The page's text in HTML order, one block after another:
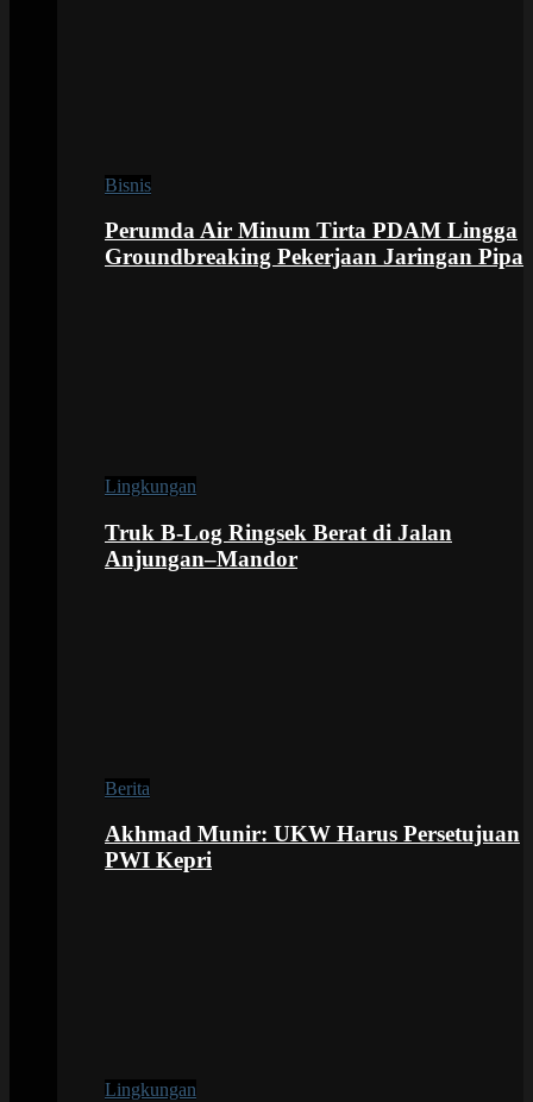
Bisnis
Perumda Air Minum Tirta PDAM Lingga
Groundbreaking Pekerjaan Jaringan Pipa
Lingkungan
Truk B-Log Ringsek Berat di Jalan
Anjungan–Mandor
Berita
Akhmad Munir: UKW Harus Persetujuan
PWI Kepri
Lingkungan